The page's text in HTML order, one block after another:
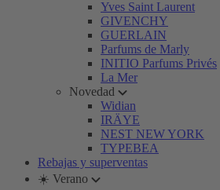
Yves Saint Laurent
GIVENCHY
GUERLAIN
Parfums de Marly
INITIO Parfums Privés
La Mer
Novedad
Widian
IRÄYE
NEST NEW YORK
TYPEBEA
Rebajas y superventas
☀️ Verano